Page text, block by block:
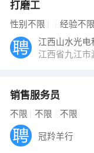
打磨工
性别不限 经验不限
江西山水光电
江西省九江市
销售服务员
不限 不限 不限
冠羚羊行